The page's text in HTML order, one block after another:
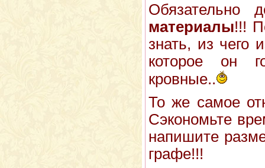
Обязательно
материалы!!!
знать, из чего
которое он
кровные..
То же самое
Сэкономьте
напишите
графе!!!